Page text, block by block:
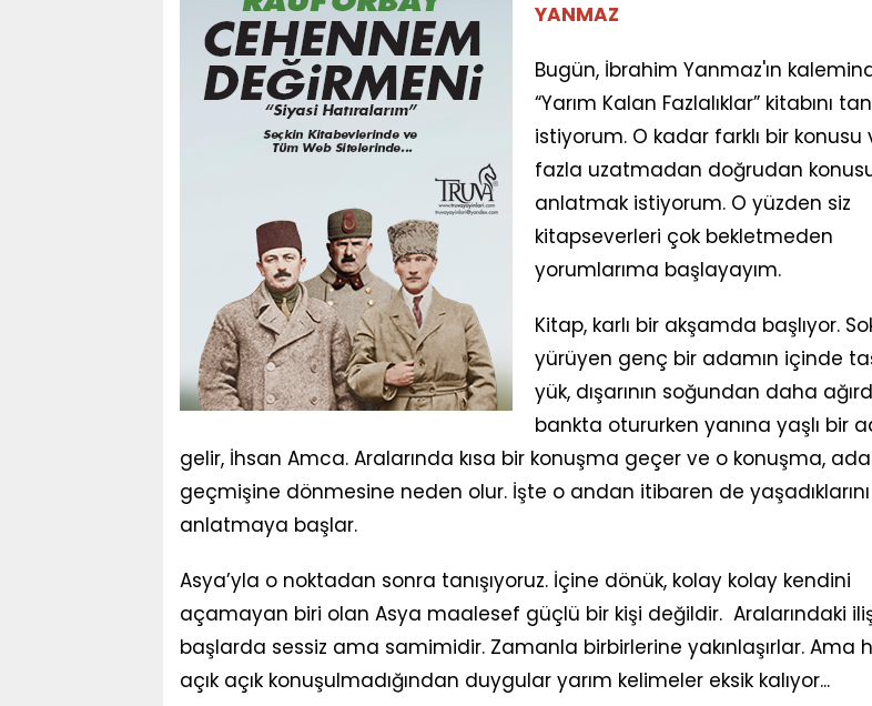
YANMAZ
Bugün, İbrahim Yanmaz'ın
“Yarım Kalan Fazlalıklar” kitabını
istiyorum. O kadar farklı bir konusu
fazla uzatmadan doğrudan
anlatmak istiyorum. O yüzden siz
kitapseverleri çok bekletmeden
yorumlarıma başlayayım.
Kitap, karlı bir akşamda başlıyor.
yürüyen genç bir adamın içinde
yük, dışarının soğundan daha
bankta otururken yanına yaşlı bir
gelir, İhsan Amca. Aralarında kısa bir konuşma geçer ve o konuşma,
geçmişine dönmesine neden olur. İşte o andan itibaren de yaşadıklarını
anlatmaya başlar.
Asya’yla o noktadan sonra tanışıyoruz. İçine dönük, kolay kolay kendini
açamayan biri olan Asya maalesef güçlü bir kişi değildir. Aralarındaki
başlarda sessiz ama samimidir. Zamanla birbirlerine yakınlaşırlar. Ama
açık açık konuşulmadığından duygular yarım kelimeler eksik kalıyor...